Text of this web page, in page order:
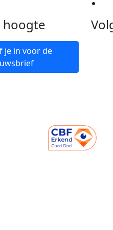
hoogte
je in voor de